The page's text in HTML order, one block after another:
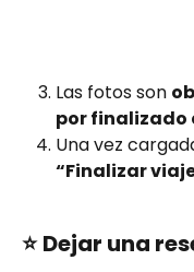
Las fotos son
por finalizado
Una vez
“Finalizar
⭐ Dejar una